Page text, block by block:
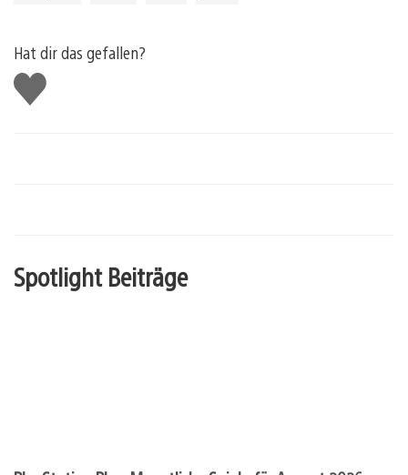
Hat dir das gefallen?
Gefällt
mir
Spotlight Beiträge